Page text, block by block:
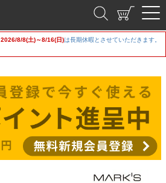
2026/8/8(土)～8/16(日)は長期休暇とさせていただきます。